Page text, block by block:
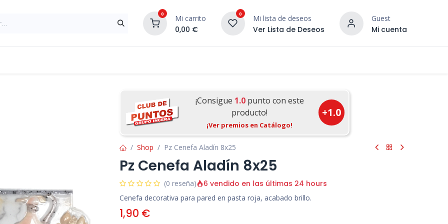
0 Mi carrito
0,00 €
0 Mi lista de deseos
Ver Lista de Deseos
Guest
Mi cuenta
¡DESCUBRE NUESTRO
¡Consigue 1.0punto con este
producto!
¡Ver premios en Catálogo!
+1.0
Shop Pz Cenefa Aladín 8x25
Pz Cenefa Aladín 8x25
(0 reseña) 6 vendido en las últimas 24 hours
Cenefa decorativa para pared en pasta roja, acabado brillo.
1,90 €